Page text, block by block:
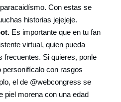
Con estas se
historias jejejeje.
Es importante que en tu fan
virtual, quien pueda
frecuentes. Si quieres, ponle
personifícalo con rasgos
el de @webcongress se
piel morena con una edad